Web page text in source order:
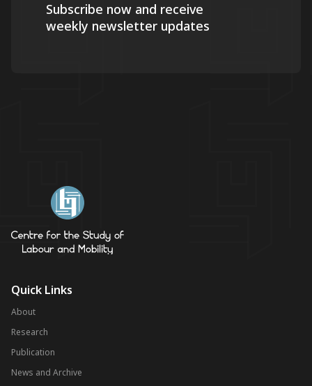
Subscribe now and receive
weekly newsletter updates
Quick Links
About
Research
Publication
News and Archive